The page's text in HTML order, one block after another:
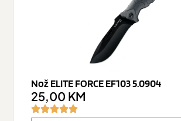
Nož ELITE FORCE EF103 5.0904
25,00 KM